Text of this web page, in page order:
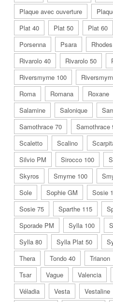
Plaque avec ouverture
Plat 40
Plat 50 Plat 60
Porsenna
Psara
Rivarolo 40
Rivarolo 50
Riversmyrne 100
Roma
Romana Roxane
Salamine
Salonique
Samothrace 70
Samothrace
Scaletto
Scalino
Silvio PM
Sirocco 100
Skyros
Smyrne 100
Sole
Sophie GM Sosie
Sosie 75
Sparthe 115
Sporade PM
Sylla 100
Sylla 80
Sylla Plat 50
Thera
Tondo 40 Trianon
Tsar
Vague Valencia
Véladia
Vesta Vestaline